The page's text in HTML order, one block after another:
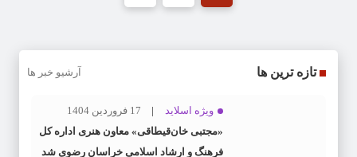
تازه ترین ها آرشیو خبر ها
ویژه اسلاید
17 فروردین 1404
«مجتبی خان‌قیطاقی» معاون هنری اداره کل
فرهنگ و ارشاد اسلامی خراسان رضوی شد